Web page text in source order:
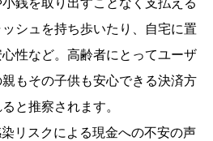
シュを持ち歩いたり、自宅に置
性など。高齢者にとってユーザ
もその子供も安心できる決済方
と推察されます。
リスクによる現金への不安の声